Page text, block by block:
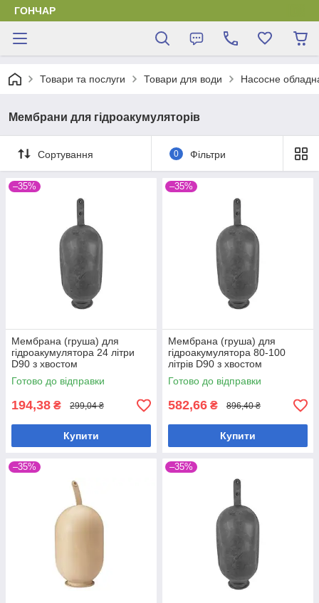
ГОНЧАР
Товари та послуги Товари для води Насосне
Мембрани для гідроакумуляторів
Сортування 0 Фільтри
–35%
Мембрана (груша) для
гідроакумулятора 24 літри
D90 з хвостом
Готово до відправки
194,38 ₴ 299,04 ₴
Купити
–35%
Мембрана (груша) для
гідроакумулятора 80-100
літрів D90 з хвостом
Готово до відправки
582,66 ₴ 896,40 ₴
Купити
–35% –35%